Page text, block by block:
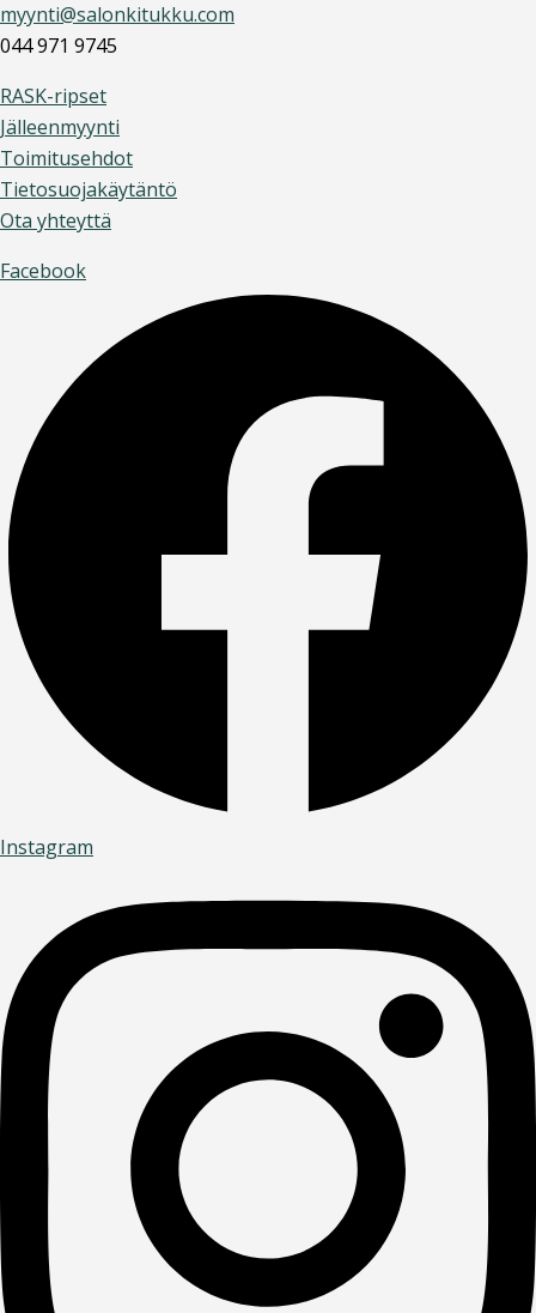
myynti@salonkitukku.com
044 971 9745
RASK-ripset
Jälleenmyynti
Toimitusehdot
Tietosuojakäytäntö
Ota yhteyttä
Facebook
Instagram